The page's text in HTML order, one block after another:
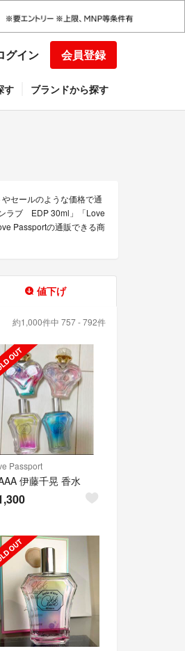
グイン 会員登録
す ブランドから探す
セールのような価格で通
ラブ EDP 30ml」「Love
Passportの通販できる商
値下げ
約1,000件中 757 - 792件
Passport
伊藤千晃 香水